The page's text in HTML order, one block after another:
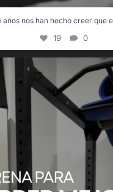
años nos han hecho creer que
19 0
no es solo sumar kilómetros…
92